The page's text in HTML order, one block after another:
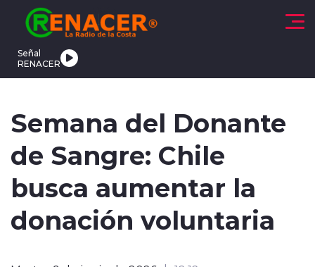
Click acá para ir directamente al contenido
Señal
RENACER
modo claro
Semana del Donante
de Sangre: Chile
busca aumentar la
donación voluntaria